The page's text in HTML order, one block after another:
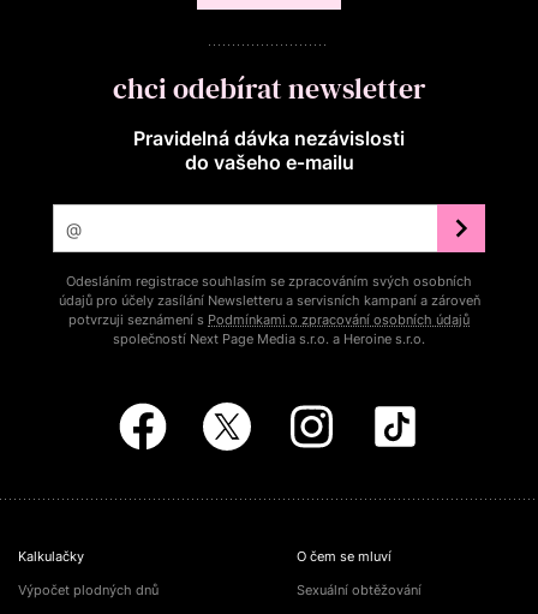
chci odebírat newsletter
Pravidelná dávka nezávislosti
do vašeho e‑mailu
Odesláním registrace souhlasím se zpracováním svých osobních
údajů pro účely zasílání Newsletteru a servisních kampaní a zároveň
potvrzuji seznámení s Podmínkami o zpracování osobních údajů
společností Next Page Media s.r.o. a Heroine s.r.o.
Kalkulačky
Výpočet plodných dnů
O čem se mluví
Sexuální obtěžování